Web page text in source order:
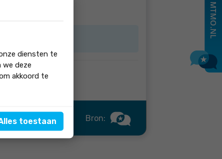
Bron:
diensten te
we deze
akkoord te
toestaan